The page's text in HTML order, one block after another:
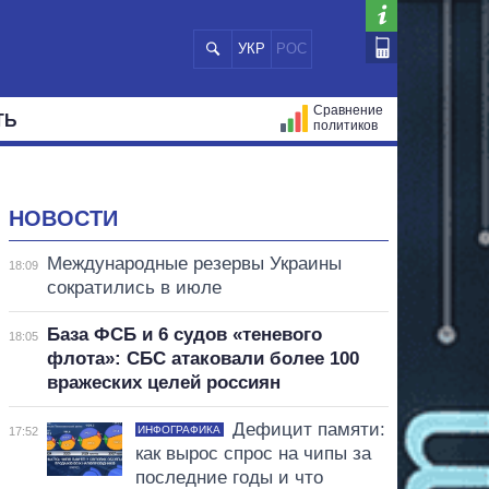
УКР РОС
Сравнение
политиков
НОВОСТИ
18:09
Международные резервы Украины
сократились в июле
18:05
База ФСБ и 6 судов «теневого
флота»: СБС атаковали более 100
вражеских целей россиян
17:52 ИНФОГРАФИКА
Дефицит памяти:
как вырос спрос на чипы за
последние годы и что